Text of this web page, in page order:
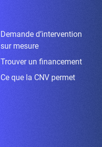
Demande d’intervention
sur mesure
Trouver un financement
Ce que la CNV permet